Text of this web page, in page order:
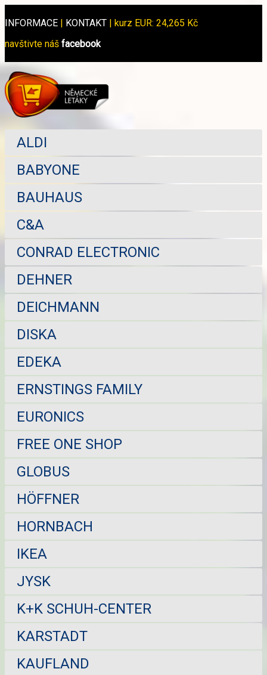
INFORMACE | KONTAKT | kurz EUR: 24,265 Kč
navštivte náš facebook
ALDI
BABYONE
BAUHAUS
C&A
CONRAD ELECTRONIC
DEHNER
DEICHMANN
DISKA
EDEKA
ERNSTINGS FAMILY
EURONICS
FREE ONE SHOP
GLOBUS
HÖFFNER
HORNBACH
IKEA
JYSK
K+K SCHUH-CENTER
KARSTADT
KAUFLAND